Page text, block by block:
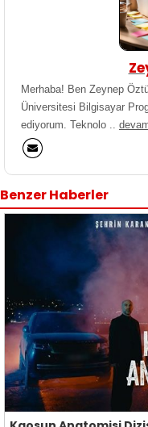
Merhaba! Ben Zeynep
Üniversitesi Bilgisayar
ediyorum. Teknolo ..
Benzer Haberler